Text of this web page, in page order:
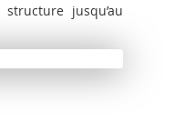
jusqu’au